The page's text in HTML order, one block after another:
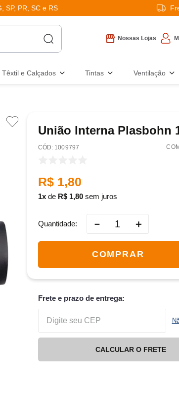
SP, PR, SC e RS
Nossas Lojas
Têxtil e Calçados Tintas Ventilação
União Interna Plasbohn
: 1009797
R$ 1,80
1 de R$ 1,80sem juros
Quantidade ＋
－
COMPRAR
Frete e prazo de entrega:
CALCULAR O FRETE